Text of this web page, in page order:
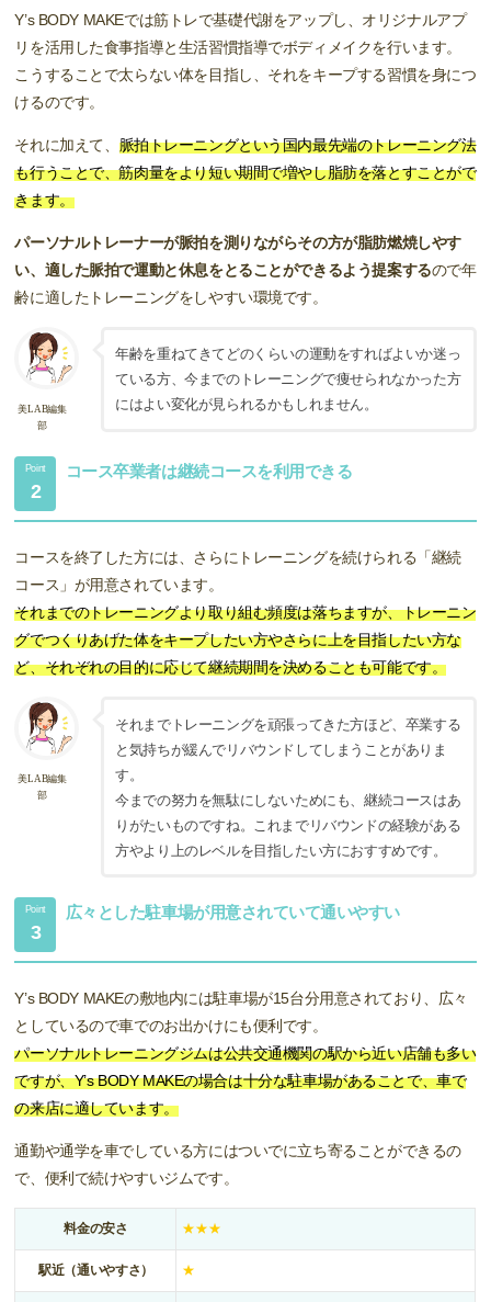
Y’s BODY MAKEでは筋トレで基礎代謝をアップし、オリジナルアプ
リを活用した食事指導と生活習慣指導でボディメイクを行います。
こうすることで太らない体を目指し、それをキープする習慣を身につ
けるのです。
それに加えて、 脈拍トレーニングという国内最先端のトレーニング法
も行うことで、筋肉量をより短い期間で増やし脂肪を落とすことがで
きます。
パーソナルトレーナーが脈拍を測りながらその方が脂肪燃焼しやす
い、適した脈拍で運動と休息をとることができるよう提案するので年
齢に適したトレーニングをしやすい環境です。
美LAB編集
部
年齢を重ねてきてどのくらいの運動をすればよいか迷っ
ている方、今までのトレーニングで痩せられなかった方
にはよい変化が見られるかもしれません。
Point
2
コース卒業者は継続コースを利用できる
コースを終了した方には、さらにトレーニングを続けられる「継続
コース」が用意されています。
それまでのトレーニングより取り組む頻度は落ちますが、トレーニン
グでつくりあげた体をキープしたい方やさらに上を目指したい方な
ど、それぞれの目的に応じて継続期間を決めることも可能です。
美LAB編集
部
それまでトレーニングを頑張ってきた方ほど、卒業する
と気持ちが緩んでリバウンドしてしまうことがありま
す。
今までの努力を無駄にしないためにも、継続コースはあ
りがたいものですね。これまでリバウンドの経験がある
方やより上のレベルを目指したい方におすすめです。
Point
3
広々とした駐車場が用意されていて通いやすい
Y’s BODY MAKEの敷地内には駐車場が15台分用意されており、広々
としているので車でのお出かけにも便利です。
パーソナルトレーニングジムは公共交通機関の駅から近い店舗も多い
ですが、Y’s BODY MAKEの場合は十分な駐車場があることで、車で
の来店に適しています。
通勤や通学を車でしている方にはついでに立ち寄ることができるの
で、便利で続けやすいジムです。
料金の安さ ★★★
駅近（通いやすさ） ★